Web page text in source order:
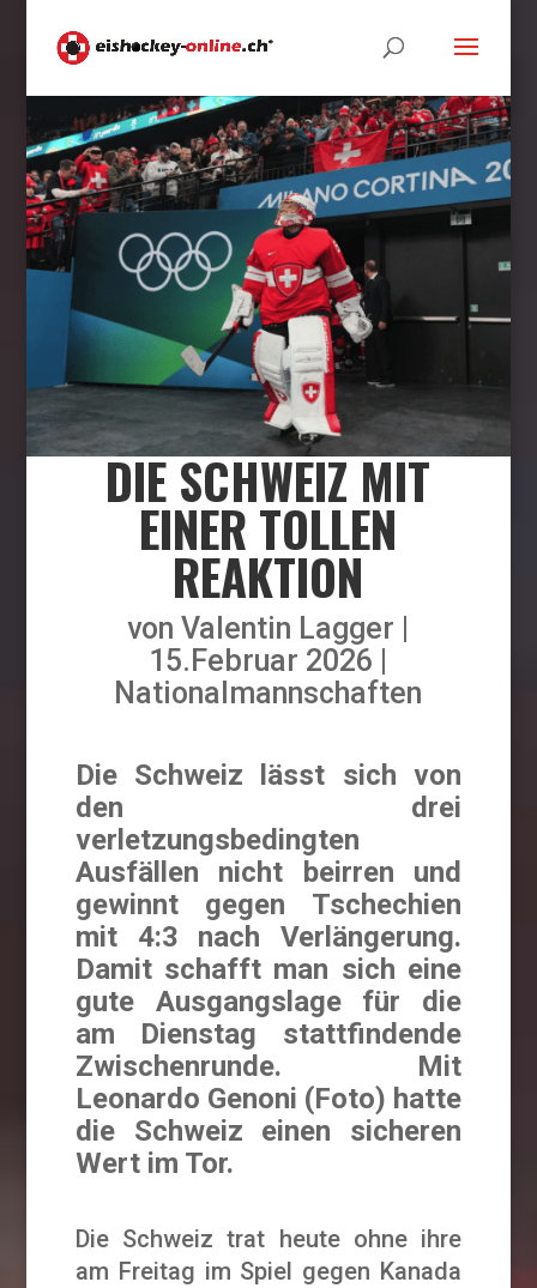
DIE SCHWEIZ MIT
EINER TOLLEN
REAKTION
vonValentin Lagger
15.Februar 2026
Nationalmannschaften
Die Schweiz lässt sich von
den drei
verletzungsbedingten
Ausfällen nicht beirren und
gewinnt gegen Tschechien
mit 4:3 nach Verlängerung.
Damit schafft man sich eine
gute Ausgangslage für die
am Dienstag stattfindende
Zwischenrunde. Mit
Leonardo Genoni (Foto) hatte
die Schweiz einen sicheren
Wert im Tor.
Die Schweiz trat heute ohne ihre
am Freitag im Spiel gegen Kanada